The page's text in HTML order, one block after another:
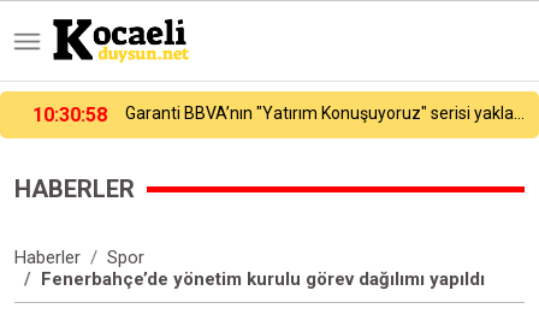
10:31:46 Darıca’da cadde ve sokaklarda yenileme mesaisi
HABERLER
Haberler
Spor
Fenerbahçe’de yönetim kurulu görev dağılımı yapıldı